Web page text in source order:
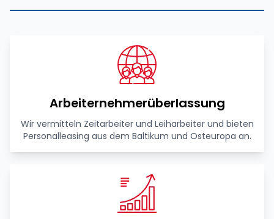
Arbeiternehmerüberlassung
Wir vermitteln Zeitarbeiter und Leiharbeiter und bieten
Personalleasing aus dem Baltikum und Osteuropa an.